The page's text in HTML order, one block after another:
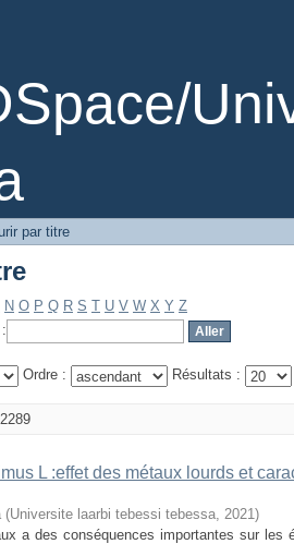
par titre
N O P Q R S T U V W X Y Z
Ordre : Résultats :
L :effet des métaux lourds et
(Universite laarbi tebessi tebessa, 2021)
a des conséquences importantes sur les